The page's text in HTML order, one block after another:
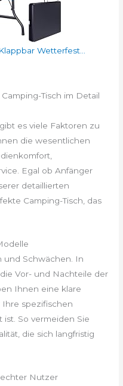
Wetterfest...
Tisch im Detail
es viele Faktoren zu
die wesentlichen
Egal ob Anfänger
detaillierten
Camping-Tisch, das
und Schwächen. In
Vor- und Nachteile der
Ihnen eine klare
spezifischen
So vermeiden Sie
die sich langfristig
Nutzer